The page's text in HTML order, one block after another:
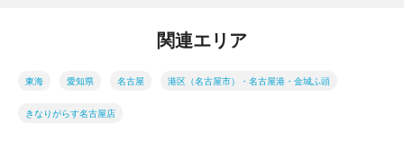
関連エリア
東海 愛知県 名古屋 港区（名古屋市）・名古屋港・金城ふ頭
きなりがらす名古屋店